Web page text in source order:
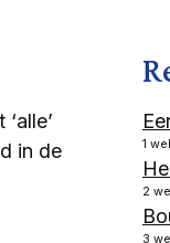
in de
1
2
3